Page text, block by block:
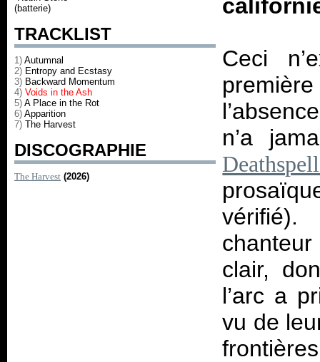
(batterie)
TRACKLIST
1) Autumnal
2) Entropy and Ecstasy
3) Backward Momentum
4) Voids in the Ash
5) A Place in the Rot
6) Apparition
7) The Harvest
DISCOGRAPHIE
The Harvest (2026)
Ceci
n’a
clair,
l’arc a
vu de